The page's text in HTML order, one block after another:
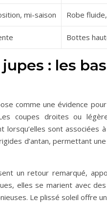
mi-saison Robe
Bottes
: les
comme une évidence
coupes droites ou
lorsqu’elles sont
d’antan, permettant
un retour remarqué,
elles se marient avec
Le plissé soleil offre